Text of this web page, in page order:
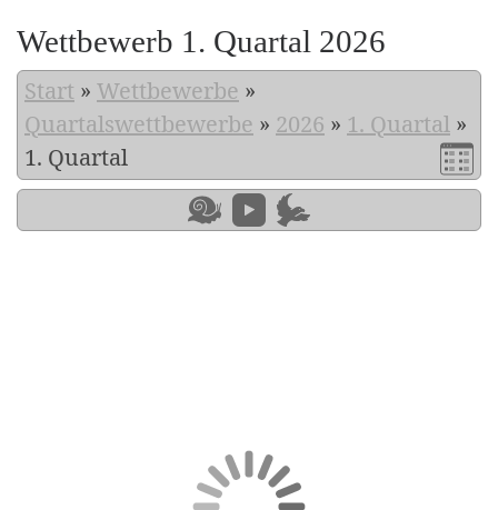
Wettbewerb 1. Quartal 2026
Start » Wettbewerbe »
Quartalswettbewerbe » 2026 » 1. Quartal »
1. Quartal